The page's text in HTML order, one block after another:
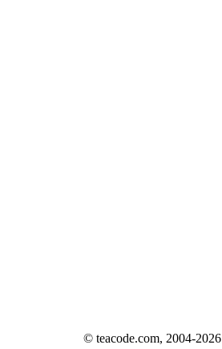
© teacode.com, 2004-2026